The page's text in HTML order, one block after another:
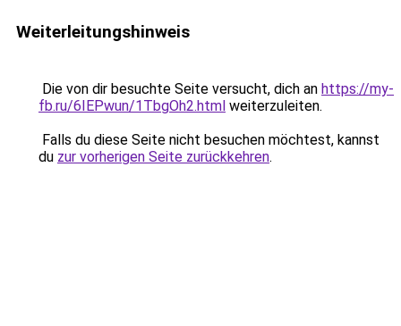
Weiterleitungshinweis
Die von dir besuchte Seite versucht, dich an https://my-
fb.ru/6IEPwun/1TbgOh2.html weiterzuleiten.
Falls du diese Seite nicht besuchen möchtest, kannst
du zur vorherigen Seite zurückkehren.